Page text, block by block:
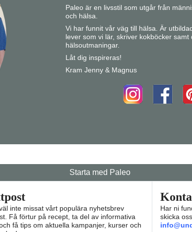
Paleo är en livsstil som utgår från
och hälsa.
Vi har funnit vår väg till hälsa. Är
lever som vi lär, skriver kokböcker samt
hälsoutmaningar.
Låt dig inspireras!
Kram Jenny & Magnus
Starta med Paleo
inte missat vårt populära nyhetsbrev
Få förtur på recept, ta del av informativa
få tips om aktuella kampanjer, kurser och
Har ni
skicka